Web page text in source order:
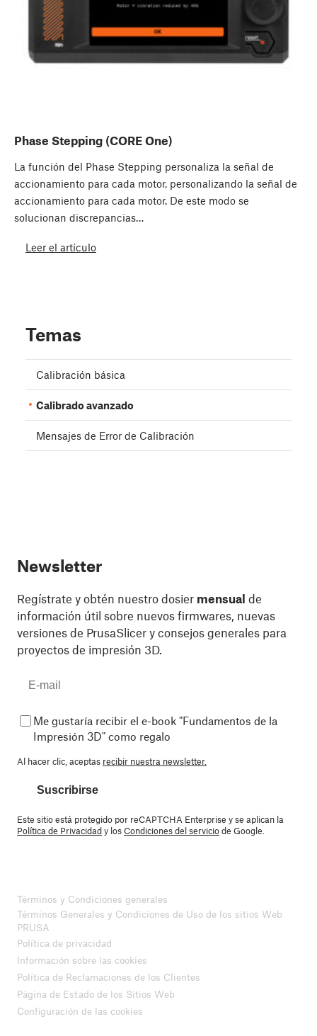
Phase Stepping (CORE One)
La función del Phase Stepping personaliza la señal de
accionamiento para cada motor, personalizando la señal de
accionamiento para cada motor. De este modo se
solucionan discrepancias…
Leer el artículo
Temas
Calibración básica
Calibrado avanzado
Mensajes de Error de Calibración
Newsletter
Regístrate y obtén nuestro dosier mensual de
información útil sobre nuevos firmwares, nuevas
versiones de PrusaSlicer y consejos generales para
proyectos de impresión 3D.
Me gustaría recibir el e-book "Fundamentos de la
Impresión 3D" como regalo
Al hacer clic, aceptas recibir nuestra newsletter.
Suscribirse
Este sitio está protegido por reCAPTCHA Enterprise y se aplican la
Política de Privacidady losCondiciones del serviciode Google.
Términos y Condiciones generales
Términos Generales y Condiciones de Uso de los sitios Web
PRUSA
Política de privacidad
Información sobre las cookies
Política de Reclamaciones de los Clientes
Página de Estado de los Sitios Web
Configuración de las cookies